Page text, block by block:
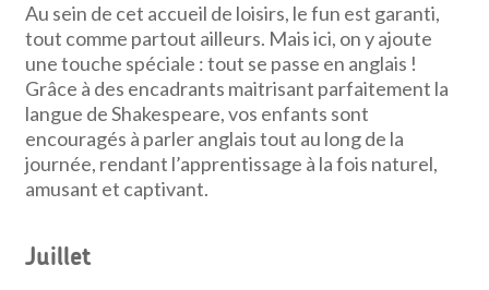
Au sein de cet accueil de loisirs, le fun est garanti,
tout comme partout ailleurs. Mais ici, on y ajoute
une touche spéciale : tout se passe en anglais !
Grâce à des encadrants maitrisant parfaitement la
langue de Shakespeare, vos enfants sont
encouragés à parler anglais tout au long de la
journée, rendant l’apprentissage à la fois naturel,
amusant et captivant.
Juillet